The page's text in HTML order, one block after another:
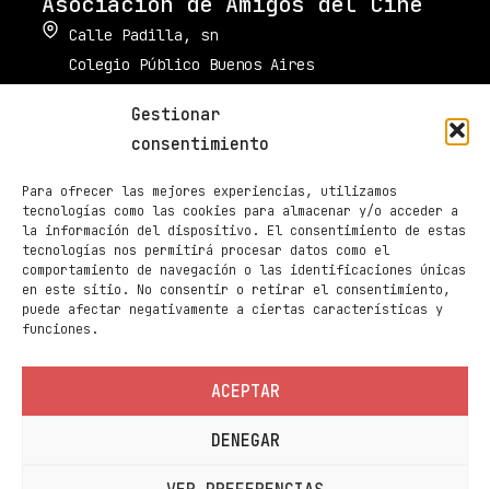
Gestionar
consentimiento
Para ofrecer las mejores experiencias, utilizamos
tecnologías como las cookies para almacenar y/o acceder a
la información del dispositivo. El consentimiento de estas
tecnologías nos permitirá procesar datos como el
comportamiento de navegación o las identificaciones únicas
en este sitio. No consentir o retirar el consentimiento,
puede afectar negativamente a ciertas características y
funciones.
ACEPTAR
DENEGAR
Calle Padilla, sn
Colegio Público Buenos Aires
muestradecinepalencia@gmail.com
Taquilla de Cines Ortega
979 70 70 88
Páginas
Programación